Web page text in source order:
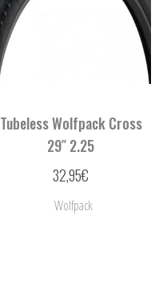
Tubeless Wolfpack Cross
29″ 2.25
32,95€
Wolfpack